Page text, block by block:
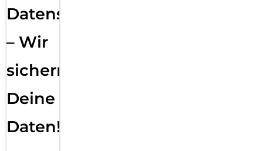
Datensicherung
– Wir
sichern
Deine
Daten!